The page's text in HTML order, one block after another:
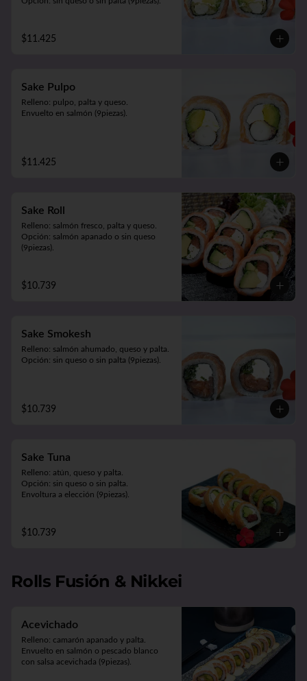
$11.425
Sake Pulpo
Relleno: pulpo, palta y queso.
Envuelto en salmón (9piezas).
$11.425
Sake Roll
Relleno: salmón fresco, palta y queso.
Opción: salmón apanado o sin queso
(9piezas).
$10.739
Sake Smokesh
Relleno: salmón ahumado, queso y palta.
Opción: sin queso o sin palta (9piezas).
$10.739
Sake Tuna
Relleno: atún, queso y palta.
Opción: sin queso o sin palta.
Envoltura a elección (9piezas).
$10.739
Rolls Fusión & Nikkei
Acevichado
Relleno: camarón apanado y palta.
Envuelto en salmón o pescado blanco
con salsa acevichada (9piezas).